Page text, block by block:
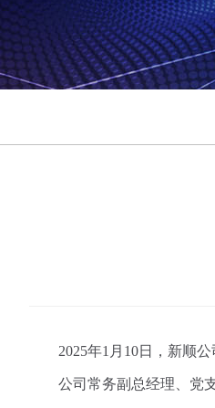
2025年1 月 10日，新顺
公司常务副总经理、党